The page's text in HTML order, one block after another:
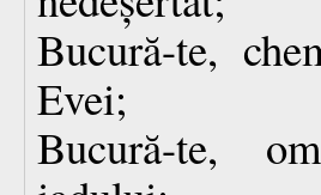
Bucură-te,
Evei;
Bucură-te,